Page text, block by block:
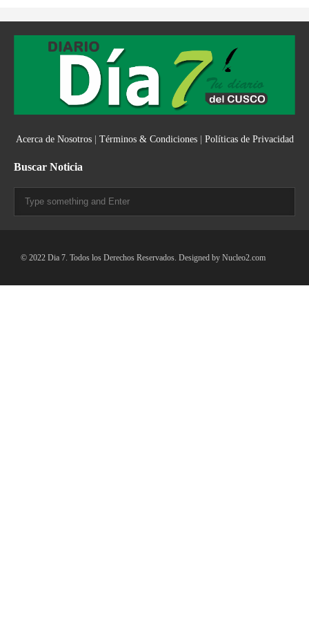
Acerca de Nosotros| Términos & Condiciones| Políticas de Privacidad
Buscar Noticia
© 2022 Dia 7. Todos los Derechos Reservados. Designed by Nucleo2.com